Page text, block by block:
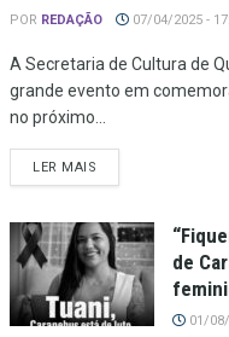
POR REDAÇÃO 07/04/2025 -
A Secretaria de Cultura de
grande evento em
no próximo...
LER MAIS
de
01/